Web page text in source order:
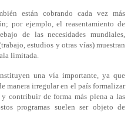
están cobrando cada vez más
por ejemplo, el reasentamiento de
de las necesidades mundiales,
estudios y otras vías) muestran
limitada.
una vía importante, ya que
manera irregular en el país formalizar
contribuir de forma más plena a las
programas suelen ser objeto de